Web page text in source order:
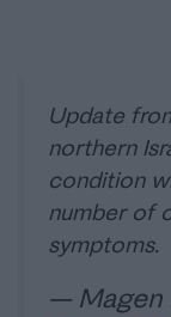
Update
northern
condition
number of
symptoms.
— Magen